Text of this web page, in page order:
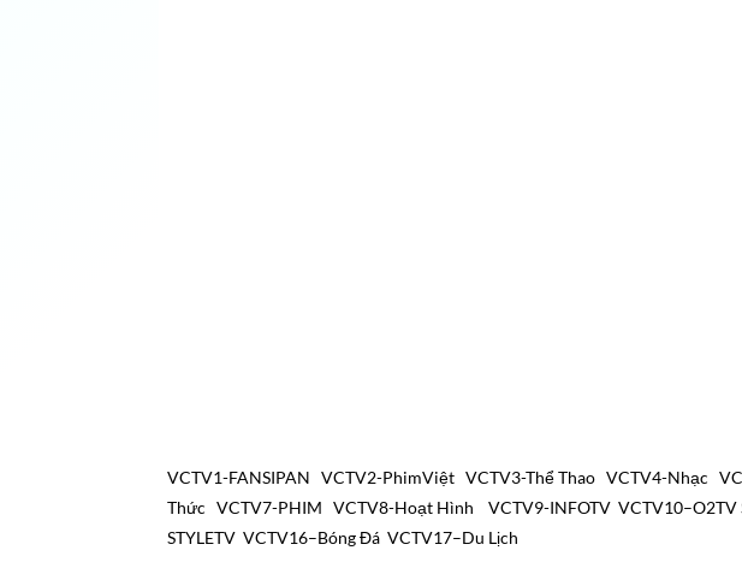
VCTV1-FANSIPAN VCTV2-PhimViệt VCTV3-Thể Thao VCTV4-Nhạc
Thức
VCTV7-PHIM VCTV8-Hoạt Hình VCTV9-INFOTV VCTV10–O2TV
STYLETV VCTV16–Bóng Đá VCTV17–Du Lịch